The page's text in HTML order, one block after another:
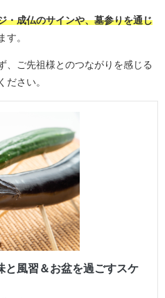
・成仏のサインや、墓参りを通じ
す。
、ご先祖様とのつながりを感じる
ださい。